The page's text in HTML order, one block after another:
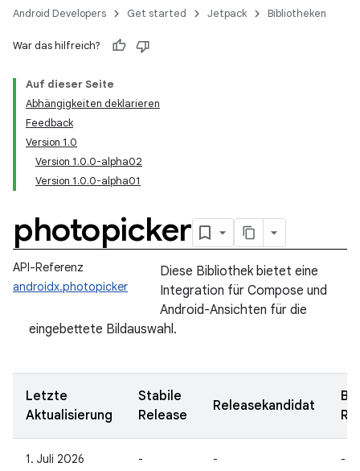
Android Developers Get started Jetpack Bibliotheken
War das hilfreich?
Auf dieser Seite
Abhängigkeiten deklarieren
Feedback
Version 1.0
Version 1.0.0-alpha02
Version 1.0.0-alpha01
photopicker
API-Referenz
androidx.photopicker
Diese Bibliothek bietet eine
Integration für Compose und
Android-Ansichten für die
eingebettete Bildauswahl.
Letzte
Aktualisierung
Stabile
Release
Releasekandidat
1. Juli 2026 - - -